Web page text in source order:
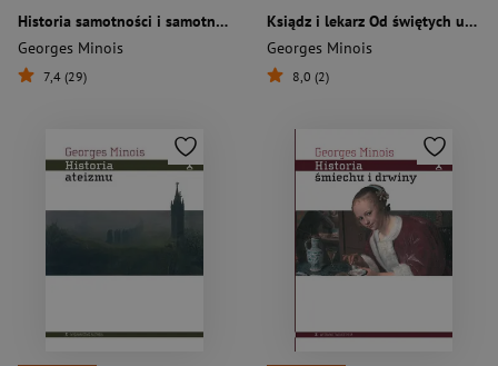
Historia samotności i samotników
Georges Minois
7,4 (29)
Ksiądz i lekarz Od świętych uzdrowicieli do bioetyki
Georges Minois
8,0 (2)